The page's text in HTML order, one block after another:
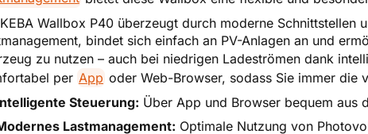
Wallbox P40 überzeugt durch moderne Schnittstellen
bindet sich einfach an PV-Anlagen an und
zu nutzen – auch bei niedrigen Ladeströmen dank
per App oder Web-Browser, sodass Sie immer die
Steuerung: Über App und Browser bequem aus
Lastmanagement: Optimale Nutzung von